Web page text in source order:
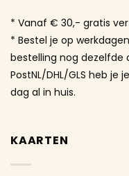
* Vanaf € 30,- gratis
* Bestel je op
bestelling nog dezelfde
PostNL/DHL/GLS heb
dag al in huis.
KAARTEN